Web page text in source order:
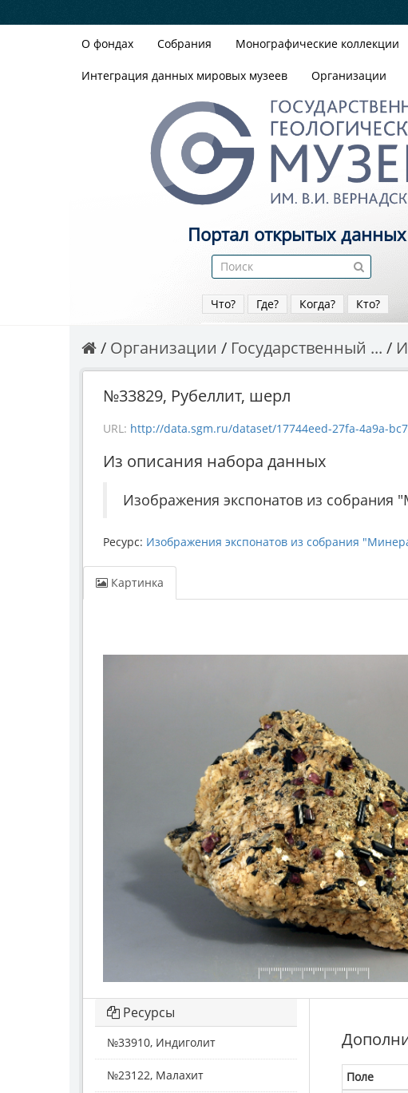
О фондах Собрания Монографические коллекции
Интеграция данных мировых музеев Организации
Портал открытых данных
Что? Где? Когда? Кто?
Организации Государственный ...
№33829, Рубеллит, шерл
URL: http://data.sgm.ru/dataset/17744eed-27fa-4a9a-bc72-
Из описания набора данных
Изображения экспонатов из собрания
Ресурс: Изображения экспонатов из собрания
Картинка
Поле
Ресурсы
№33910, Индиголит
№23122, Малахит